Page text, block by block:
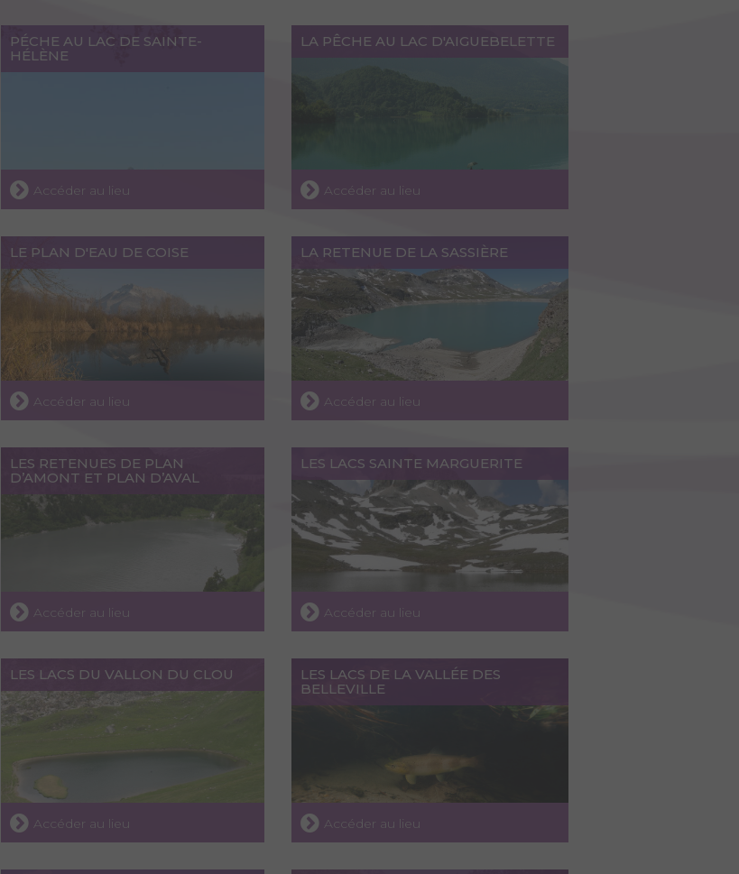
PÉCHE AU LAC DE SAINTE-
HÉLÈNE
Accéder au lieu
LA PÊCHE AU LAC D'AIGUEBELETTE
Accéder au lieu
LE PLAN D'EAU DE COISE
Accéder au lieu
LA RETENUE DE LA SASSIÈRE
Accéder au lieu
LES RETENUES DE PLAN
D’AMONT ET PLAN D’AVAL
Accéder au lieu
LES LACS SAINTE MARGUERITE
Accéder au lieu
LES LACS DU VALLON DU CLOU
Accéder au lieu
LES LACS DE LA VALLÉE DES
BELLEVILLE
Accéder au lieu